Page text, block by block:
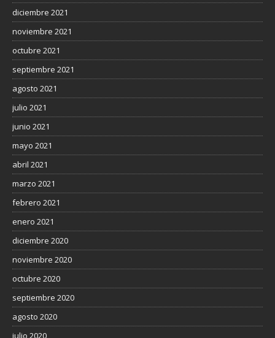
diciembre 2021
noviembre 2021
octubre 2021
septiembre 2021
agosto 2021
julio 2021
junio 2021
mayo 2021
abril 2021
marzo 2021
febrero 2021
enero 2021
diciembre 2020
noviembre 2020
octubre 2020
septiembre 2020
agosto 2020
julio 2020